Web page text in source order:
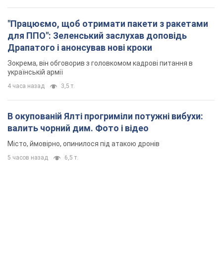
"Працюємо, щоб отримати пакети з ракетами
для ППО": Зеленський заслухав доповідь
Драпатого і анонсував нові кроки
Зокрема, він обговорив з головкомом кадрові питання в
українській армії
4 часа назад 3,5 т.
В окупованій Ялті прогриміли потужні вибухи:
валить чорний дим. Фото і відео
Місто, ймовірно, опинилося під атакою дронів
5 часов назад 6,5 т.